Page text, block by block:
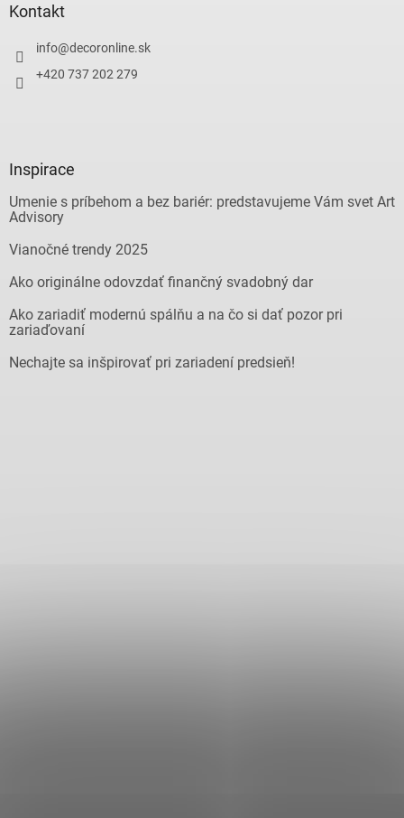
Kontakt
info@decoronline.sk
+420 737 202 279
Inspirace
Umenie s príbehom a bez bariér: predstavujeme Vám svet Art
Advisory
Vianočné trendy 2025
Ako originálne odovzdať finančný svadobný dar
Ako zariadiť modernú spálňu a na čo si dať pozor pri
zariaďovaní
Nechajte sa inšpirovať pri zariadení predsieň!